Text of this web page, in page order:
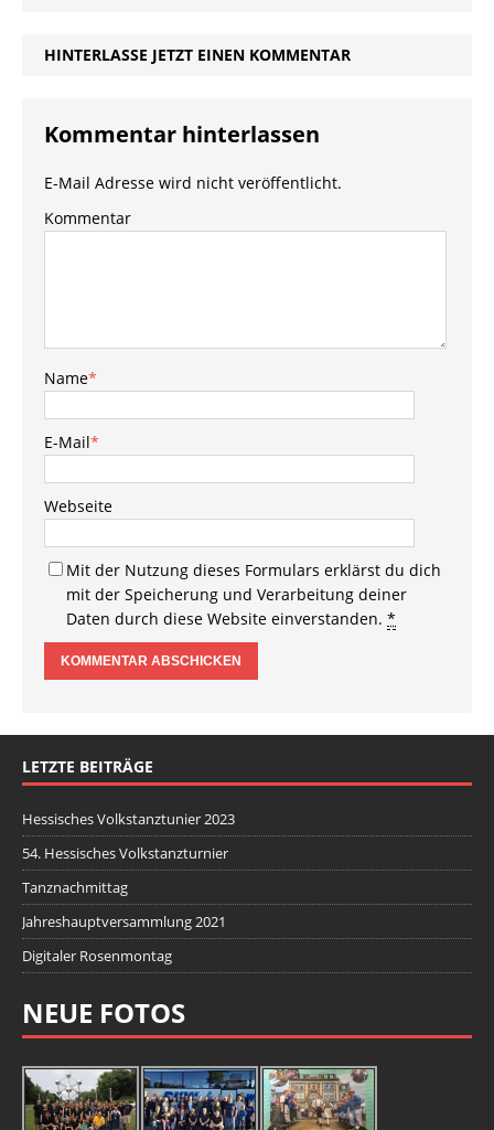
HINTERLASSE JETZT EINEN KOMMENTAR
Kommentar hinterlassen
E-Mail Adresse wird nicht veröffentlicht.
Kommentar
Name*
E-Mail*
Webseite
Mit der Nutzung dieses Formulars erklärst du dich
mit der Speicherung und Verarbeitung deiner
Daten durch diese Website einverstanden. *
LETZTE BEITRÄGE
Hessisches Volkstanztunier 2023
54. Hessisches Volkstanzturnier
Tanznachmittag
Jahreshauptversammlung 2021
Digitaler Rosenmontag
NEUE FOTOS